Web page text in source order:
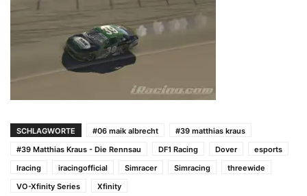
SCHLAGWORTE #06 maik albrecht
#39 matthias kraus
#39 Matthias Kraus - Die Rennsau
DF1 Racing Dover
esports
Iracing
iracingofficial Simracer Simracing
threewide
VO-Xfinity Series
Xfinity